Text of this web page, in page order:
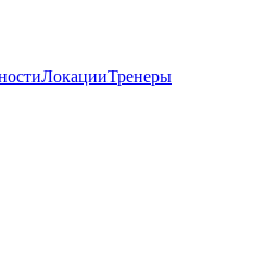
ЛокацииТренеры